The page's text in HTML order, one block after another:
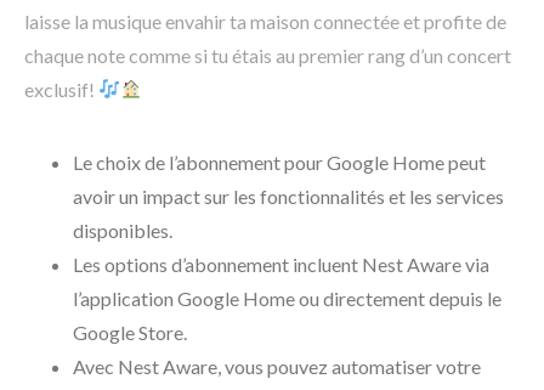
laisse la musique envahir ta maison connectée et profite de
chaque note comme si tu étais au premier rang d’un concert
exclusif!
Le choix de l’abonnement pour Google Home peut
avoir un impact sur les fonctionnalités et les services
disponibles.
Les options d’abonnement incluent Nest Aware via
l’application Google Home ou directement depuis le
Google Store.
Avec Nest Aware, vous pouvez automatiser votre